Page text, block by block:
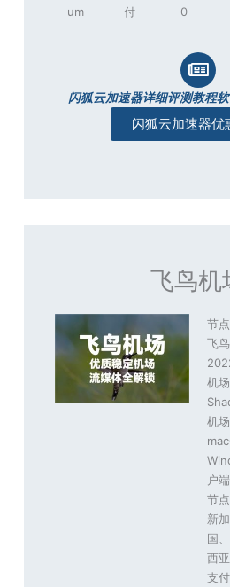
um
付
0
闪狐云加速器详细评测教程
闪狐云加速器优
飞鸟机
节
飞
机
机
户
节
新
国
西
支付